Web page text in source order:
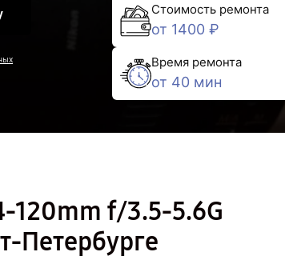
Стоимость ремонта
от 1400 ₽
Время ремонта
от 40 мин
120mm f/3.5-5.6G
Петербурге